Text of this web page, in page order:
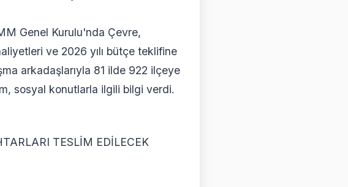
Genel Kurulu'nda Çevre,
ve 2026 yılı bütçe teklifine
arkadaşlarıyla 81 ilde 922 ilçeye
sosyal konutlarla ilgili bilgi verdi.
TESLİM EDİLECEK